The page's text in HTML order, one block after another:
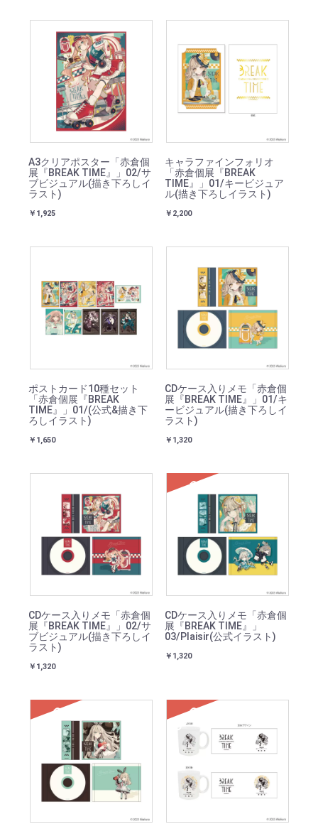
A3クリアポスター「赤倉個
展『BREAK TIME』」02/サ
ブビジュアル(描き下ろしイ
ラスト)
￥1,925
キャラファインフォリオ
「赤倉個展『BREAK
TIME』」01/キービジュア
ル(描き下ろしイラスト)
￥2,200
ポストカード10種セット
「赤倉個展『BREAK
TIME』」01/(公式&描き下
ろしイラスト)
￥1,650
CDケース入りメモ「赤倉個
展『BREAK TIME』」01/キ
ービジュアル(描き下ろしイ
ラスト)
￥1,320
CDケース入りメモ「赤倉個
展『BREAK TIME』」02/サ
ブビジュアル(描き下ろしイ
ラスト)
￥1,320
SOLD
CDケース入りメモ「赤倉個
展『BREAK TIME』」
03/Plaisir(公式イラスト)
￥1,320
SOLD SOLD